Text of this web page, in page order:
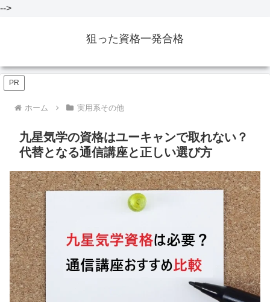
-->
狙った資格一発合格
PR
ホーム 実用系その他
九星気学の資格はユーキャンで取れない？
代替となる通信講座と正しい選び方